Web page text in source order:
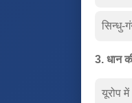
सिन्धु-
3. धान
यूरोप में